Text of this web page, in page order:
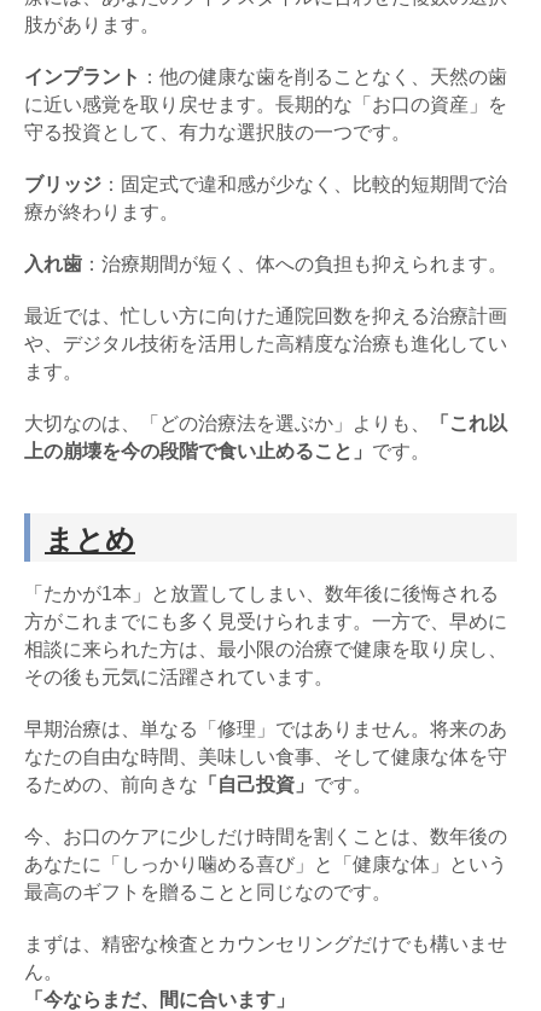
肢があります。
インプラント ：他の健康な歯を削ることなく、天然の歯
に近い感覚を取り戻せます。長期的な「お口の資産」を
守る投資として、有力な選択肢の一つです。
ブリッジ ：固定式で違和感が少なく、比較的短期間で治
療が終わります。
入れ歯 ：治療期間が短く、体への負担も抑えられます。
最近では、忙しい方に向けた通院回数を抑える治療計画
や、デジタル技術を活用した高精度な治療も進化してい
ます。
大切なのは、「どの治療法を選ぶか」よりも、
「これ以
上の崩壊を今の段階で食い止めること」 です。
まとめ
「たかが1本」と放置してしまい、数年後に後悔される
方がこれまでにも多く見受けられます。一方で、早めに
相談に来られた方は、最小限の治療で健康を取り戻し、
その後も元気に活躍されています。
早期治療は、単なる「修理」ではありません。将来のあ
なたの自由な時間、美味しい食事、そして健康な体を守
るための、前向きな 「自己投資」 です。
今、お口のケアに少しだけ時間を割くことは、数年後の
あなたに「しっかり噛める喜び」と「健康な体」という
最高のギフトを贈ることと同じなのです。
まずは、精密な検査とカウンセリングだけでも構いませ
ん。
「今ならまだ、間に合います」